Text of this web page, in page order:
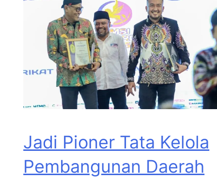
Jadi Pioner Tata Kelola
Pembangunan Daerah